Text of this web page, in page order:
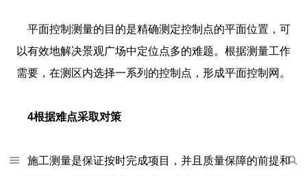
平面控制测量的目的是精确测定控制点的平面位置，可
以有效地解决景观广场中定位点多的难题。根据测量工作
需要，在测区内选择一系列的控制点，形成平面控制网。
4根据难点采取对策
施工测量是保证按时完成项目，并且质量保障的前提和